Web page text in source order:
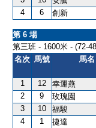
4
6 創新
第 6 場
第三班 - 1600米 - (72-
名次 馬號 馬名
1 12 幸運燕
2
9 玫瑰園
3
10 福駿
4
1 捷達